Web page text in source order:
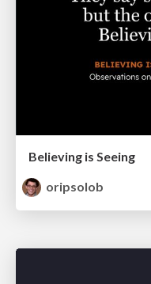
Believing is Seeing
oripsolob